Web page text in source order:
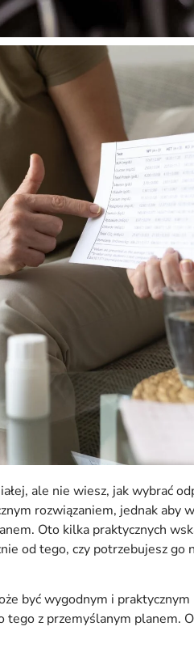
ale nie wiesz, jak wybrać
rozwiązaniem, jednak aby
Oto kilka praktycznych
od tego, czy potrzebujesz go
być wygodnym i praktycznym
z przemyślanym planem.